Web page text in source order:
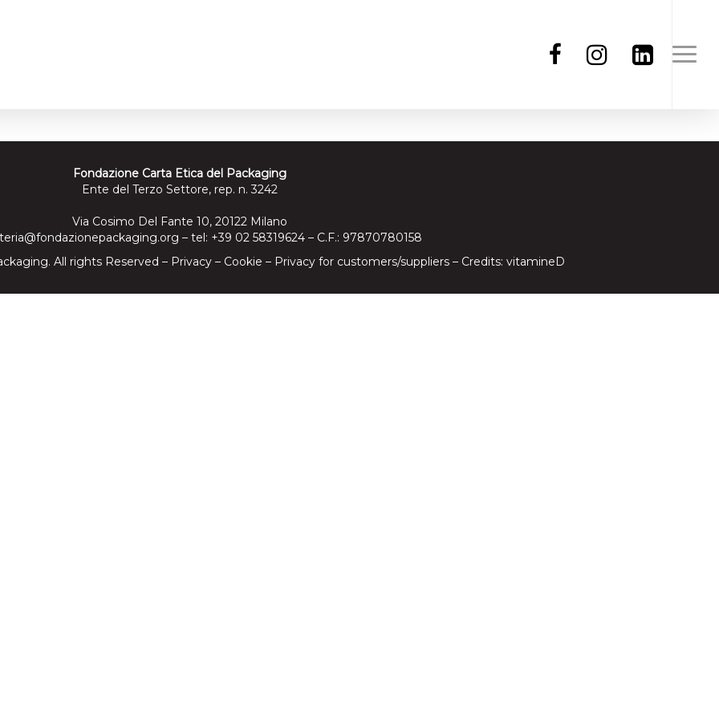
Fondazione Carta Etica del Packaging
Ente del Terzo Settore, rep. n. 3242
Via Cosimo Del Fante 10, 20122 Milano
– tel: +39 02 58319624 – C.F.: 97870780158
All rights Reserved – Privacy – Cookie – Privacy for customers/suppliers – Credits: vitamineD